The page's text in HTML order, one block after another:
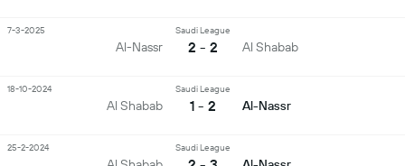
Al-Nassr
Saudi League
2 - 2 Al Shabab
7-3-2025
Al Shabab
Saudi League
1 - 2 Al-Nassr
18-10-2024
Saudi League
25-2-2024